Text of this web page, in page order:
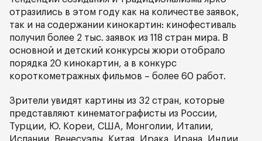
отразились в этом году как на количестве заявок,
так и на содержании кинокартин: кинофестиваль
получил более 2 тыс. заявок из 118 стран мира. В
основной и детский конкурсы жюри отобрало
порядка 20 кинокартин, а в конкурс
короткометражных фильмов – более 60 работ.
Зрители увидят картины из 32 стран, которые
представляют кинематографисты из России,
Турции, Ю. Кореи, США, Монголии, Италии,